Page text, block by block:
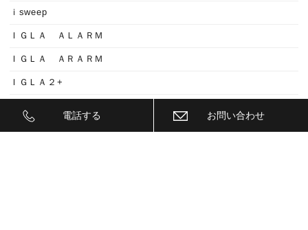
ｉsweep
ＩＧＬＡ ＡＬＡＲＭ
ＩＧＬＡ ＡＲＡＲＭ
ＩＧＬＡ２+
電話する お問い合わせ